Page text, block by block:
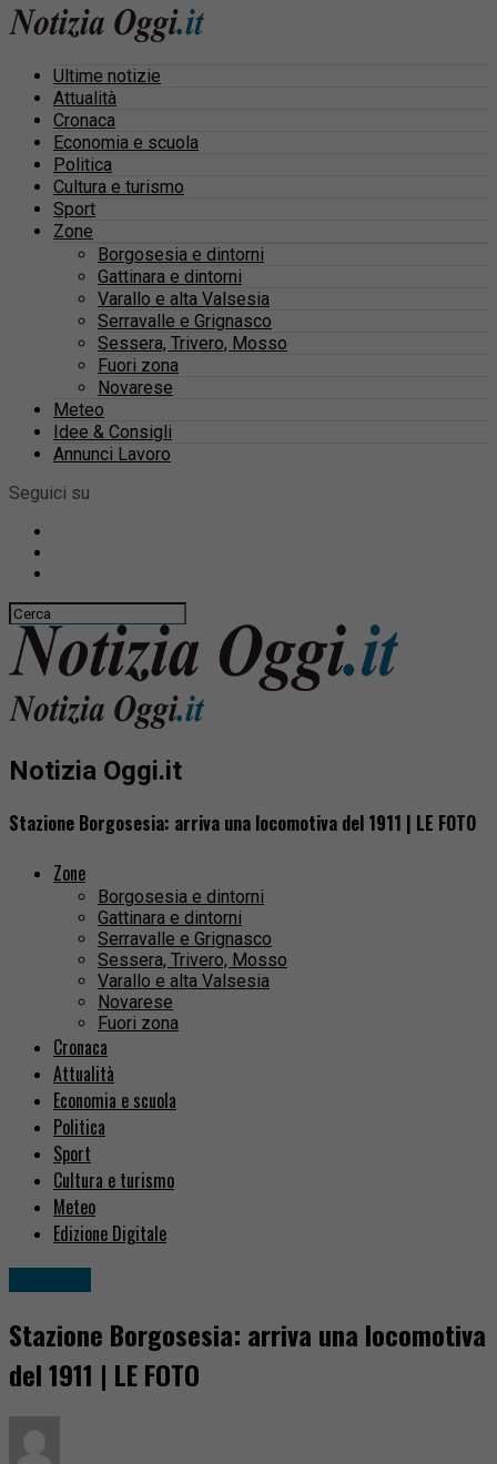
Ultime notizie
Attualità
Cronaca
Economia e scuola
Politica
Cultura e turismo
Sport
Zone
Borgosesia e dintorni
Gattinara e dintorni
Varallo e alta Valsesia
Serravalle e Grignasco
Sessera, Trivero, Mosso
Fuori zona
Novarese
Meteo
Idee & Consigli
Annunci Lavoro
Seguici su
Notizia Oggi.it
Stazione Borgosesia: arriva una locomotiva del 1911 | LE FOTO
Zone
Borgosesia e dintorni
Gattinara e dintorni
Serravalle e Grignasco
Sessera, Trivero, Mosso
Varallo e alta Valsesia
Novarese
Fuori zona
Cronaca
Attualità
Economia e scuola
Politica
Sport
Cultura e turismo
Meteo
Edizione Digitale
Stazione Borgosesia: arriva una locomotiva
del 1911 | LE FOTO